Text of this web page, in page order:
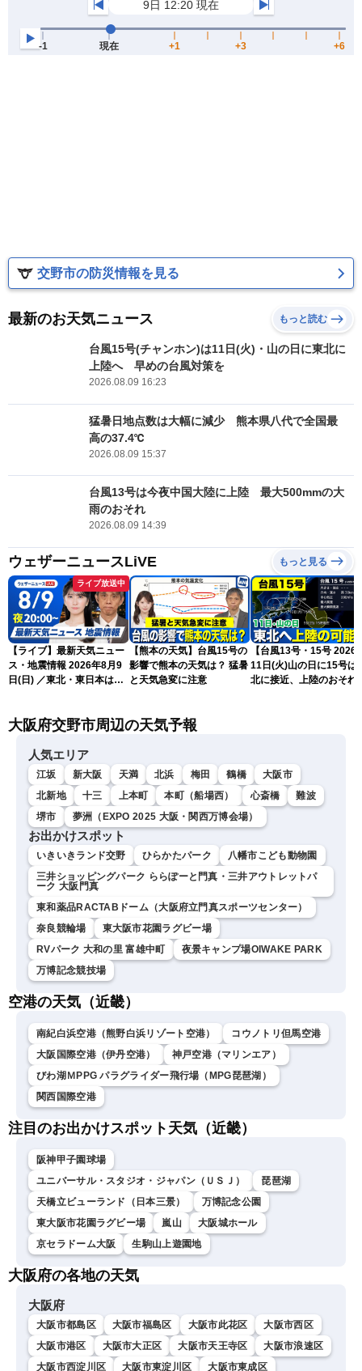
交野市の防災情報を見る
最新のお天気ニュース もっと読む
台風15号(チャンホン)は11日(火)・山の日に東北に
上陸へ 早めの台風対策を
2026.08.09 16:23
猛暑日地点数は大幅に減少 熊本県八代で全国最
高の37.4℃
2026.08.09 15:37
台風13号は今夜中国大陸に上陸 最大500mmの大
雨のおそれ
2026.08.09 14:39
ウェザーニュースLiVE もっと見る
ライブ放送中
【ライブ】最新天気ニュー
ス・地震情報 2026年8月9
日(日) ／東北・東日本は急
衣／芳野達郎〉
【熊本の天気】台風15号の
影響で熊本の天気は？ 猛暑
と天気急変に注意
【台風13号・15号 2026
11日(火)山の日に15号は
北に接近、上陸のおそれ
大阪府交野市周辺の天気予報
人気エリア
江坂 新大阪 天満 北浜 梅田 鶴橋
大阪市
北新地
十三 上本町 本町（船場西） 心斎橋
難波
堺市
夢洲（EXPO 2025 大阪・関西万博会場）
お出かけスポット
いきいきランド交野 ひらかたパーク
八幡市こども動物園
三井ショッピングパーク ららぽーと門真・三井アウトレットパ
ーク 大阪門真
東和薬品RACTABドーム（大阪府立門真スポーツセンター）
奈良競輪場
東大阪市花園ラグビー場
RVパーク 大和の里 富雄中町
夜景キャンプ場OIWAKE PARK
万博記念競技場
空港の天気（近畿）
南紀白浜空港（熊野白浜リゾート空港）
コウノトリ但馬空港
大阪国際空港（伊丹空港）
神戸空港（マリンエア）
びわ湖ＭPPG パラグライダー飛行場（MPG琵琶湖）
関西国際空港
注目のお出かけスポット天気（近畿）
阪神甲子園球場
ユニバーサル・スタジオ・ジャパン（ＵＳＪ）
琵琶湖
天橋立ビューランド（日本三景）
万博記念公園
東大阪市花園ラグビー場
嵐山
大阪城ホール
京セラドーム大阪
生駒山上遊園地
大阪府の各地の天気
大阪府
大阪市都島区 大阪市福島区 大阪市此花区
大阪市西区
大阪市港区
大阪市大正区 大阪市天王寺区
大阪市浪速区
大阪市西淀川区
大阪市東淀川区 大阪市東成区